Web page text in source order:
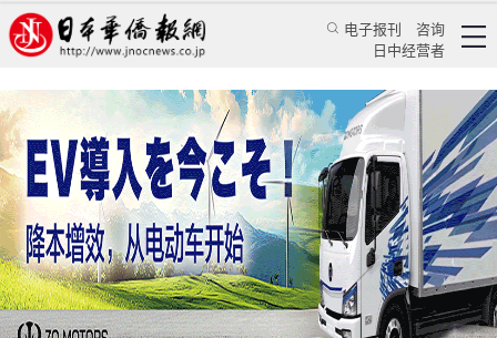
电子报刊
咨询
日中经营者
弘扬汉语之美，讲好中国故事 第十一届“大使杯”
朗诵大赛在东京落幕
郁丛嘉、王亚囡 华人新闻 文化风采